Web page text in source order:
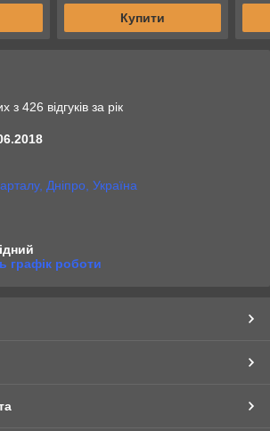
Купити
з 426 відгуків за рік
Дніпро, Україна
графік роботи